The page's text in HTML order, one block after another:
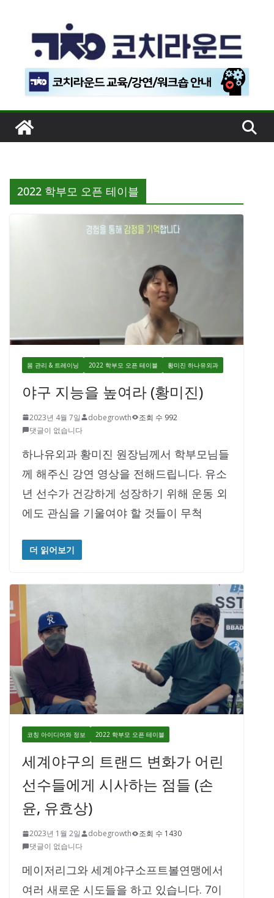
너
기
2022 학부모 오픈 테이블
몸 관리 & 트레이닝 2022 학부모 오픈 테이블 황미진 하나유외과
야구 지능을 높여라 (황미진)
2023년 4월 7일 dobegrowth
조회 수 992
댓글이 없습니다
하나유외과 황미진 원장님께서 학부모님들
께 해주신 강연 영상을 전해드립니다. 유소
년 선수가 건강하게 성장하기 위해 운동 외
에도 관심을 기울여야 할 것들이 무척
더 읽어보기
코칭 아이디어와 정보 2022 학부모 오픈 테이블
세계야구의 트랜드 변화가 어린
선수들에게 시사하는 점들 (손
윤, 유효상)
2023년 1월 2일 dobegrowth
조회 수 1430
댓글이 없습니다
메이저리그와 세계야구소프트볼연맹에서
여러 새로운 시도들을 하고 있습니다. 7이